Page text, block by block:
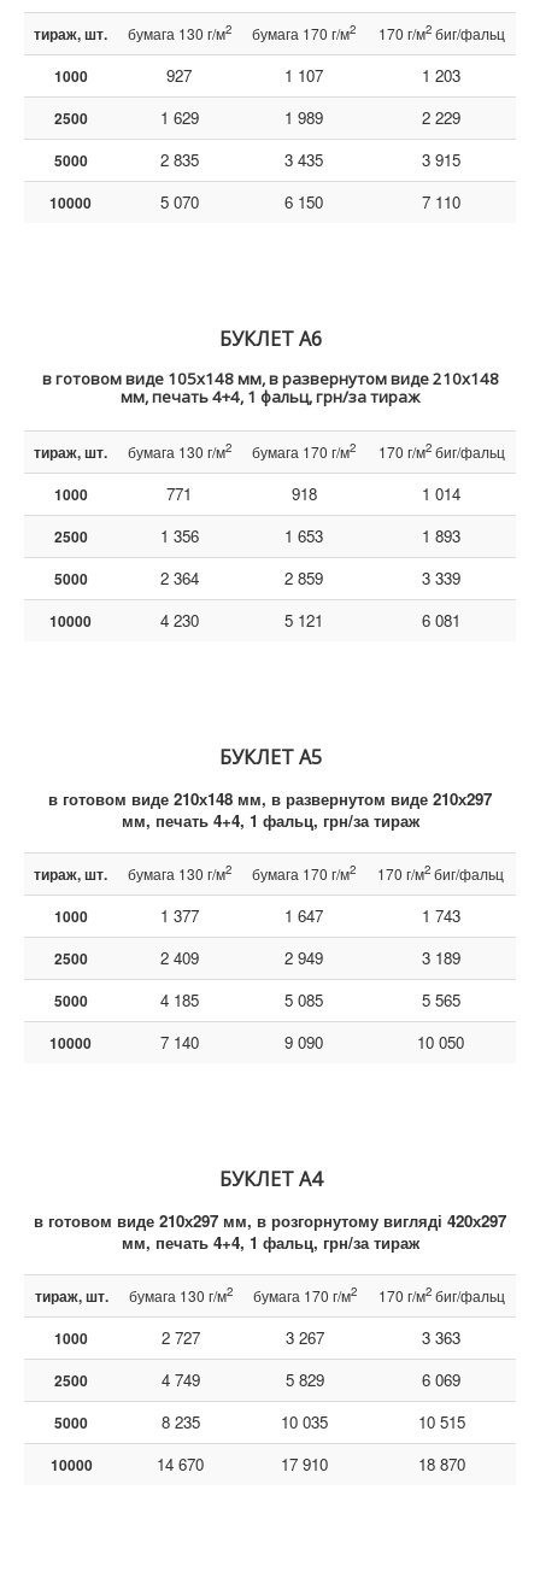
тираж, шт. бумага 130 г/м2 бумага 170 г/м2 170 г/м2биг/фальц
1000 927 1 107 1 203
2500 1 629 1 989 2 229
5000 2 835 3 435 3 915
10000 5 070 6 150 7 110
БУКЛЕТ А6
в готовом виде 105х148 мм, в развернутом виде 210х148
мм, печать 4+4, 1 фальц, грн/за тираж
тираж, шт. бумага 130 г/м2 бумага 170 г/м2 170 г/м2биг/фальц
1000 771 918 1 014
2500 1 356 1 653 1 893
5000 2 364 2 859 3 339
10000 4 230 5 121 6 081
БУКЛЕТ А5
в готовом виде 210х148 мм, в развернутом виде 210х297
мм, печать 4+4, 1 фальц, грн/за тираж
тираж, шт. бумага 130 г/м2 бумага 170 г/м2 170 г/м2 биг/фальц
1000 1 377 1 647 1 743
2500 2 409 2 949 3 189
5000 4 185 5 085 5 565
10000 7 140 9 090 10 050
БУКЛЕТ А4
в готовом виде 210х297 мм, в розгорнутому вигляді 420х297
мм, печать 4+4, 1 фальц, грн/за тираж
тираж, шт. бумага 130 г/м2 бумага 170 г/м2 170 г/м2биг/фальц
1000 2 727 3 267 3 363
2500 4 749 5 829 6 069
5000 8 235 10 035 10 515
10000 14 670 17 910 18 870